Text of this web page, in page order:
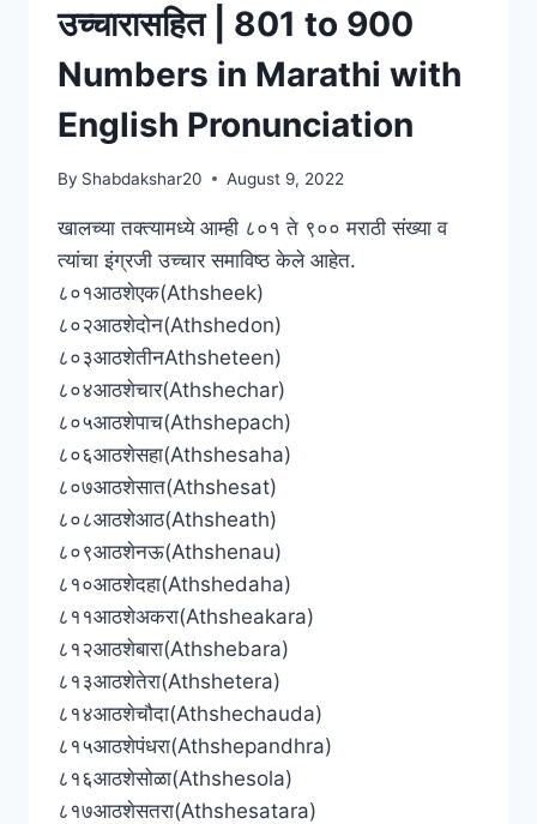
TABLES
IN
MARATHI
WITH
PRONUNCIATION
उच्चारासहित | 801 to 900
Numbers in Marathi with
English Pronunciation
By Shabdakshar20 August 9, 2022
खालच्या तक्त्यामध्ये आम्ही ८०१ ते ९०० मराठी संख्या व
त्यांचा इंग्रजी उच्चार समाविष्ठ केले आहेत.
८०१आठशेएक(Athsheek)
८०२आठशेदोन(Athshedon)
८०३आठशेतीनAthsheteen)
८०४आठशेचार(Athshechar)
८०५आठशेपाच(Athshepach)
८०६आठशेसहा(Athshesaha)
८०७आठशेसात(Athshesat)
८०८आठशेआठ(Athsheath)
८०९आठशेनऊ(Athshenau)
८१०आठशेदहा(Athshedaha)
८११आठशेअकरा(Athsheakara)
८१२आठशेबारा(Athshebara)
८१३आठशेतेरा(Athshetera)
८१४आठशेचौदा(Athshechauda)
८१५आठशेपंधरा(Athshepandhra)
८१६आठशेसोळा(Athshesola)
८१७आठशेसतरा(Athshesatara)